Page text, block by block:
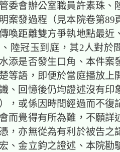
會辦公室職員許素珠、
案發過程（見本院卷第89
喚距離雙方爭執地點最近
陸冠玉到庭，其2人對於
添是否發生口角、本件案
等語，即便於當庭播放上
、回憶後仍均證述沒有印
，或係因時間經過而不復
而覺得有所為難，不願詳
，亦無從為有利於被告之
、金立鈞之證述、本院勘